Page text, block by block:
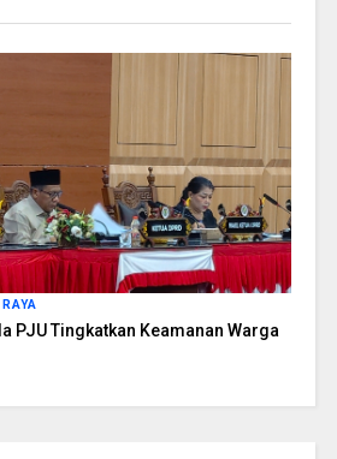
PJU Tingkatkan Keamanan Warga